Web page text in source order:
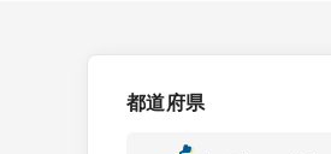
都道府県